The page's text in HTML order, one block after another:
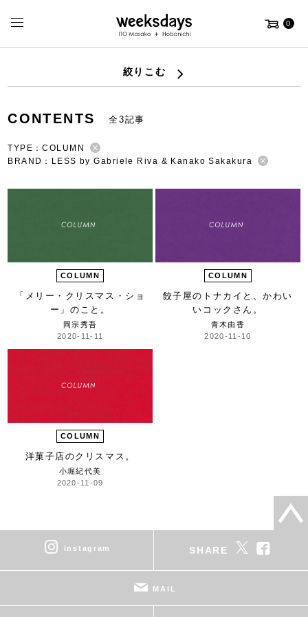
0
絞りこむ
CONTENTS 全3記事
TYPE：COLUMN
BRAND：LESS by Gabriele Riva & Kanako Sakakura
COLUMN
「メリー・クリスマス・ショ
ー」の こと。
岡宗秀吾
2020-11-11
COLUMN
餃子屋のトナカイと、かわい
いコックさん。
青木由香
2020-11-10
COLUMN
洋菓子店のクリスマス。
小堀紀代美
2020-11-09
instagram SHARE
MAIL